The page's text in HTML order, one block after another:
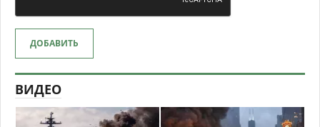
ДОБАВИТЬ
ВИДЕО